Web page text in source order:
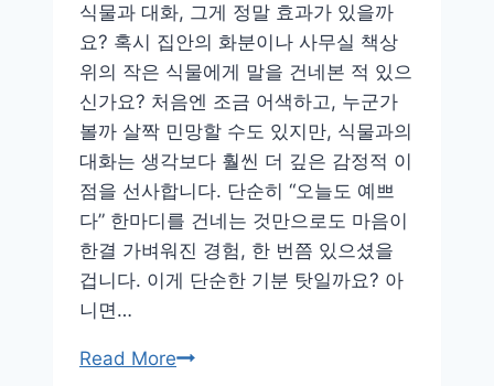
생
활
습
관
총
정
리
식물과 대화, 그게 정말 효과가 있을까
요? 혹시 집안의 화분이나 사무실 책상
위의 작은 식물에게 말을 건네본 적 있으
신가요? 처음엔 조금 어색하고, 누군가
볼까 살짝 민망할 수도 있지만, 식물과의
대화는 생각보다 훨씬 더 깊은 감정적 이
점을 선사합니다. 단순히 “오늘도 예쁘
다” 한마디를 건네는 것만으로도 마음이
한결 가벼워진 경험, 한 번쯤 있으셨을
겁니다. 이게 단순한 기분 탓일까요? 아
니면…
Read More식